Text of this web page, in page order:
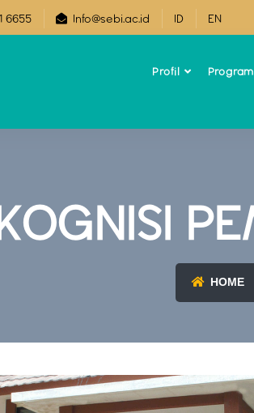
6655 Info@sebi.ac.id ID EN
Profil
HOME